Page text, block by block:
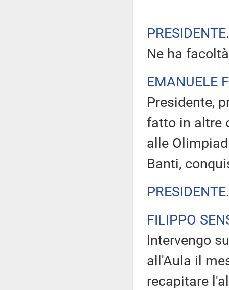
PRESIDENTE
Ne ha
EMANUELE
Presidente,
fatto in altre
alle
Banti,
PRESIDENTE
FILIPPO
Intervengo
all'Aula il
recapitare